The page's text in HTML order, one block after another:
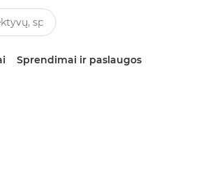
Sprendimai ir paslaugos